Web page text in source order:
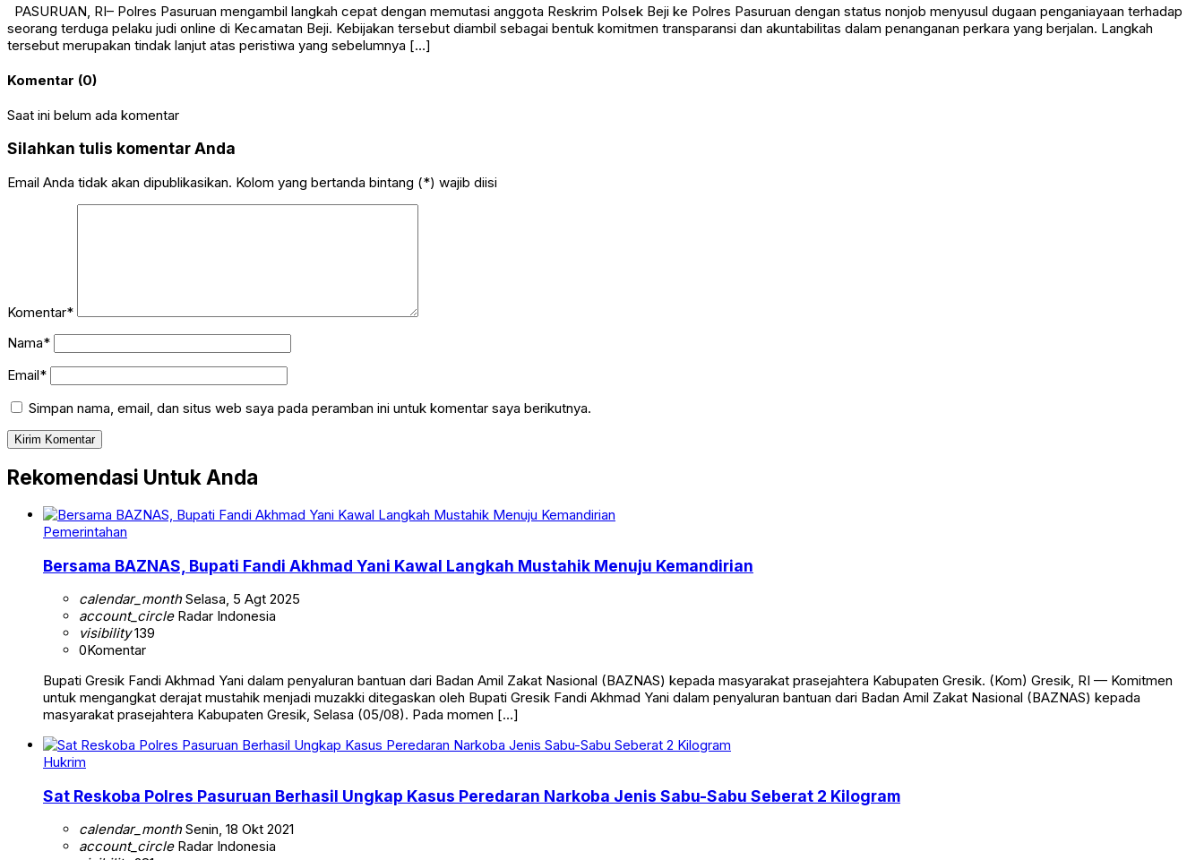
PASURUAN, RI– Polres Pasuruan mengambil langkah cepat dengan memutasi anggota Reskrim Polsek Beji ke Polres Pasuruan dengan status nonjob menyusul dugaan penganiayaan terhadap
seorang terduga pelaku judi online di Kecamatan Beji. Kebijakan tersebut diambil sebagai bentuk komitmen transparansi dan akuntabilitas dalam penanganan perkara yang berjalan. Langkah
tersebut merupakan tindak lanjut atas peristiwa yang sebelumnya […]
Komentar (0)
Saat ini belum ada komentar
Silahkan tulis komentar Anda
Email Anda tidak akan dipublikasikan. Kolom yang bertanda bintang (*) wajib diisi
Komentar*
Nama*
Email*
Simpan nama, email, dan situs web saya pada peramban ini untuk komentar saya berikutnya.
Rekomendasi Untuk Anda
Pemerintahan
Bersama BAZNAS, Bupati Fandi Akhmad Yani Kawal Langkah Mustahik Menuju Kemandirian
calendar_monthSelasa, 5 Agt 2025
account_circleRadar Indonesia
visibility139
0Komentar
Bupati Gresik Fandi Akhmad Yani dalam penyaluran bantuan dari Badan Amil Zakat Nasional (BAZNAS) kepada masyarakat prasejahtera Kabupaten Gresik. (Kom) Gresik, RI — Komitmen
untuk mengangkat derajat mustahik menjadi muzakki ditegaskan oleh Bupati Gresik Fandi Akhmad Yani dalam penyaluran bantuan dari Badan Amil Zakat Nasional (BAZNAS) kepada
masyarakat prasejahtera Kabupaten Gresik, Selasa (05/08). Pada momen […]
Hukrim
Sat Reskoba Polres Pasuruan Berhasil Ungkap Kasus Peredaran Narkoba Jenis Sabu-Sabu Seberat 2 Kilogram
calendar_monthSenin, 18 Okt 2021
account_circleRadar Indonesia